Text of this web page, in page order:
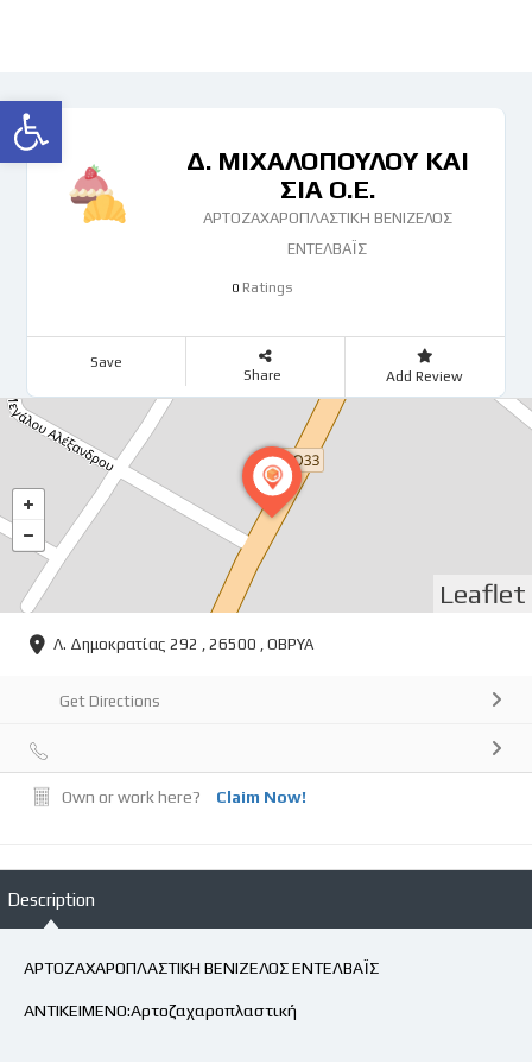
Ανοίξτε τη γραμμή εργαλείων
Δ. ΜΙΧΑΛΟΠΟΥΛΟΥ ΚΑΙ
ΣΙΑ Ο.Ε.
ΑΡΤΟΖΑΧΑΡΟΠΛΑΣΤΙΚΗ ΒΕΝΙΖΕΛΟΣ
ΕΝΤΕΛΒΑΪΣ
0 Ratings
Save
Share Add Review
Leaflet
Λ. Δημοκρατίας 292 , 26500 , ΟΒΡΥΑ
Get Directions
Own or work here? Claim Now!
Description
ΑΡΤΟΖΑΧΑΡΟΠΛΑΣΤΙΚΗ ΒΕΝΙΖΕΛΟΣ ΕΝΤΕΛΒΑΪΣ
ΑΝΤΙΚΕΙΜΕΝΟ:Αρτοζαχαροπλαστική